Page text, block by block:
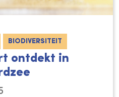
BIODIVERSITEIT
ontdekt in